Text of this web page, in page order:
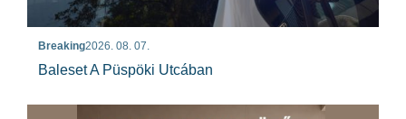
Breaking2026. 08. 07.
Baleset A Püspöki Utcában